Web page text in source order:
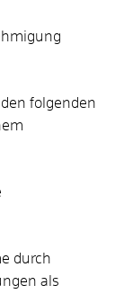
folgenden
durch
als